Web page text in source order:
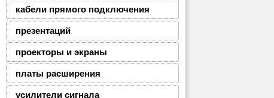
кабели прямого подключения
презентаций
проекторы и экраны
платы расширения
усилители сигнала